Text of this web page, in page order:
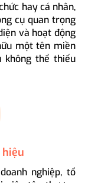
hay cá nhân,
cụ quan trọng
và hoạt động
một tên miền
không thể thiếu
hiệu
nghiệp, tổ